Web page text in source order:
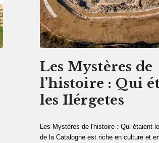
Les Mystères de
l’histoire : Qui
les Ilérgetes
Les Mystères de l'histoire : Qui étaient
de la Catalogne est riche en culture et